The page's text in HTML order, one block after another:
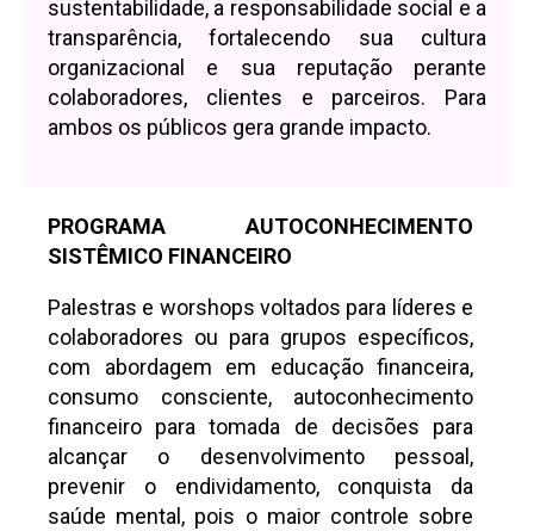
sustentabilidade, a responsabilidade social e a
transparência, fortalecendo sua cultura
organizacional e sua reputação perante
colaboradores, clientes e parceiros. Para
ambos os públicos gera grande impacto.
PROGRAMA AUTOCONHECIMENTO
SISTÊMICO FINANCEIRO
Palestras e worshops voltados para líderes e
colaboradores ou para grupos específicos,
com abordagem em educação financeira,
consumo consciente, autoconhecimento
financeiro para tomada de decisões para
alcançar o desenvolvimento pessoal,
prevenir o endividamento, conquista da
saúde mental, pois o maior controle sobre